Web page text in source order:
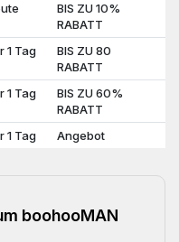
BIS ZU 10%
RABATT
1 Tag
BIS ZU 80
RABATT
1 Tag
BIS ZU 60%
RABATT
1 Tag Angebot
boohooMAN